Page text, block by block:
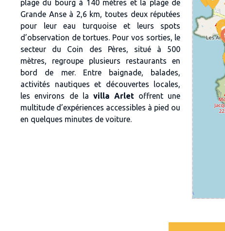
plage du bourg à 140 mètres et la plage de
Grande Anse à 2,6 km, toutes deux réputées
pour leur eau turquoise et leurs spots
d’observation de tortues. Pour vos sorties, le
secteur du Coin des Pères, situé à 500
mètres, regroupe plusieurs restaurants en
bord de mer. Entre baignade, balades,
activités nautiques et découvertes locales,
les environs de lavilla Arlet offrent une
multitude d’expériences accessibles à pied ou
en quelques minutes de voiture.